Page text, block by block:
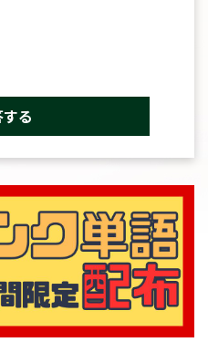
る